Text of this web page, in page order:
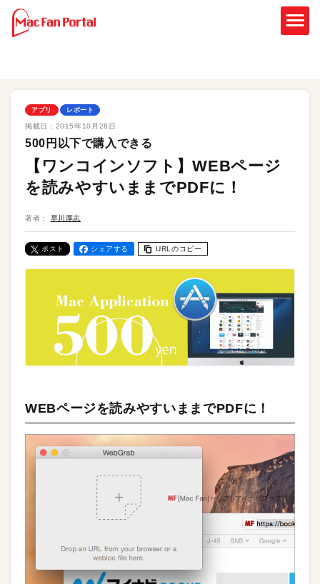
アプリ レポート
掲載日： 2015年10月28日
500円以下で購入できる
【ワンコインソフト】WEBページ
を読みやすいままでPDFに！
著者： 早川厚志
ポスト シェアする URLのコピー
WEBページを読みやすいままでPDFに！